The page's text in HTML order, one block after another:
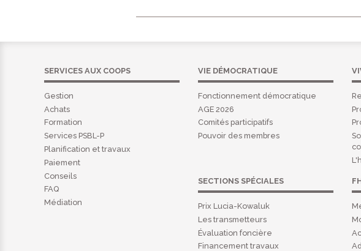
SERVICES AUX COOPS
Gestion
Achats
Formation
Services PSBL-P
Planification et travaux
Paiement
Conseils
FAQ
Médiation
VIE DÉMOCRATIQUE
Fonctionnement démocratique
AGE 2026
Comités participatifs
Pouvoir des membres
SECTIONS SPÉCIALES
Prix Lucia-Kowaluk
Les transmetteurs
Évaluation foncière
Financement travaux